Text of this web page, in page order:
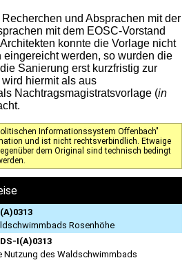
und Absprachen mit der
mit dem EOSC-Vorstand
konnte die Vorlage nicht
werden, so wurden die
Sanierung erst kurzfristig zur
hiermit als aus
Nachtragsmagistratsvorlage (in
Informationssystem Offenbach"
und ist nicht rechtsverbindlich. Etwaige
dem Original sind technisch bedingt
Rosenhöhe
I(A)0313
Nutzung des Waldschwimmbads